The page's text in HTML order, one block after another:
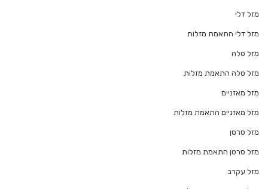
מזל דלי
מזל דלי התאמת מזלות
מזל טלה
מזל טלה התאמת מזלות
מזל מאזניים
מזל מאזניים התאמת מזלות
מזל סרטן
מזל סרטן התאמת מזלות
מזל עקרב